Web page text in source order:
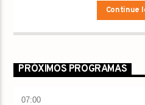
Continue
PRÓXIMOS PROGRAMAS
07:00